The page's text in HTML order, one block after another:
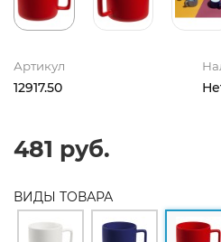
Артикул
12917.50
481 руб.
ВИДЫ ТОВАРА